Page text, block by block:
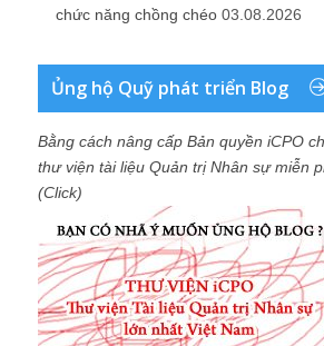
chức năng chồng chéo 03.08.2026
Ủng hộ Quỹ phát triển Blog
Bằng cách nâng cấp Bản quyền iCPO
thư viện tài liệu Quản trị Nhân sự miễn
(Click)